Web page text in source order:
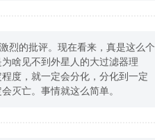
烈的批评。现在看来，真是这么个
啥见不到外星人的大过滤器理
度，就一定会分化，分化到一定
灭亡。事情就这么简单。